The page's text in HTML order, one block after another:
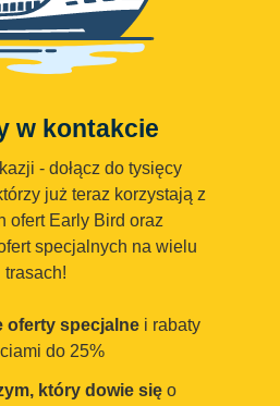
w kontakcie
- dołącz do tysięcy
już teraz korzystają z
ofert Early Bird oraz
specjalnych na wielu
trasach!
oferty specjalne i rabaty
do 25%
który dowie się o